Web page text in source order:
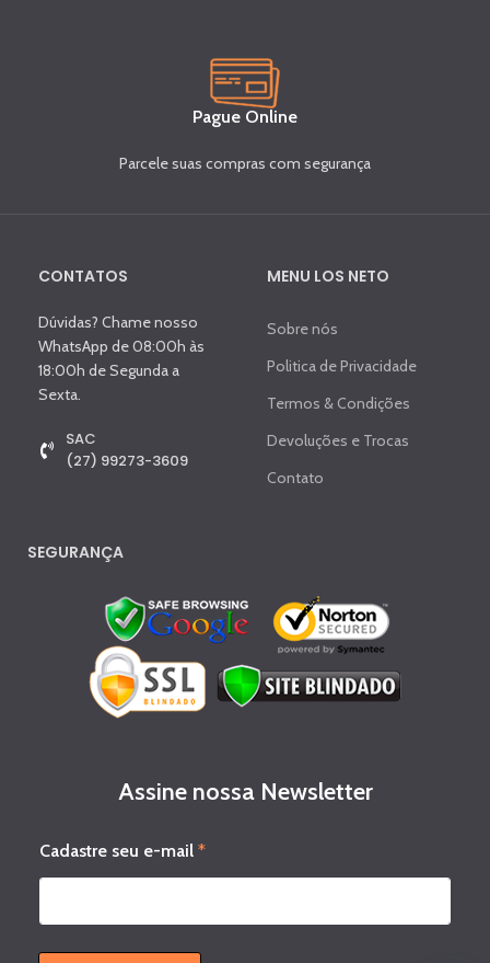
Pague Online
Parcele suas compras com segurança
CONTATOS
Dúvidas? Chame nosso
WhatsApp de 08:00h às
18:00h de Segunda a
Sexta.
SAC
(27) 99273-3609
MENU LOS NETO
Sobre nós
Politica de Privacidade
Termos & Condições
Devoluções e Trocas
Contato
SEGURANÇA
Assine nossa Newsletter
-
m
i
s
Cadastre seu e-mail*